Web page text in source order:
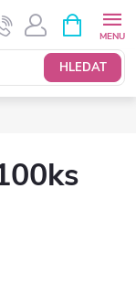
HLEDAT
NÁKUPNÍ
KOŠÍK